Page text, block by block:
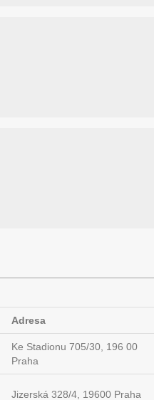
Adresa
Ke Stadionu 705/30, 196 00
Praha
Jizerská 328/4, 19600 Praha